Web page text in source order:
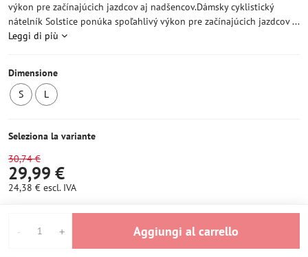
výkon pre začínajúcich jazdcov aj nadšencov.Dámsky cyklistický
nátelník Solstice ponúka spoľahlivý výkon pre začínajúcich jazdcov ...
Leggi di più
Dimensione
S
L
Seleziona la variante
30,74 €
29,99 €
24,38 € escl. IVA
Aggiungi al carrello